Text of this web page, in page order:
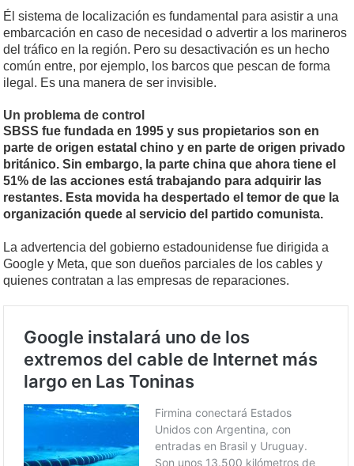
Él sistema de localización es fundamental para asistir a una
embarcación en caso de necesidad o advertir a los marineros
del tráfico en la región. Pero su desactivación es un hecho
común entre, por ejemplo, los barcos que pescan de forma
ilegal. Es una manera de ser invisible.
Un problema de control
SBSS fue fundada en 1995 y sus propietarios son en
parte de origen estatal chino y en parte de origen privado
británico. Sin embargo, la parte china que ahora tiene el
51% de las acciones está trabajando para adquirir las
restantes. Esta movida ha despertado el temor de que la
organización quede al servicio del partido comunista.
La advertencia del gobierno estadounidense fue dirigida a
Google y Meta, que son dueños parciales de los cables y
quienes contratan a las empresas de reparaciones.